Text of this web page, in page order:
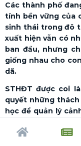
Các thành phố
tính bền vững của
sinh thái trong đô
xuất hiện vẫn có
ban đầu, nhưng
giống nhau cho
dã.
STHĐT được coi
quyết những
học để quản lý
các yếu tố cơ bản
Trang chủ Tạp